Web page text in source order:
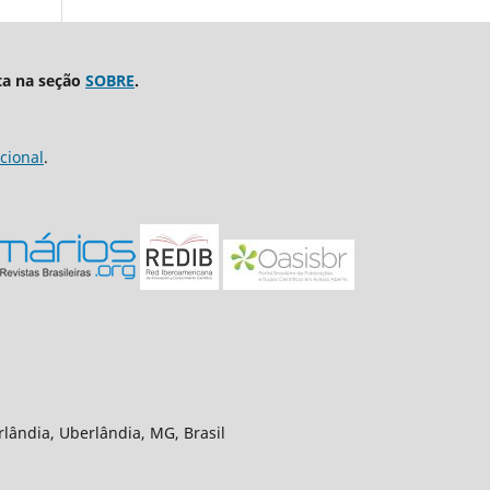
na seção SOBRE.
.
Uberlândia, MG, Brasil